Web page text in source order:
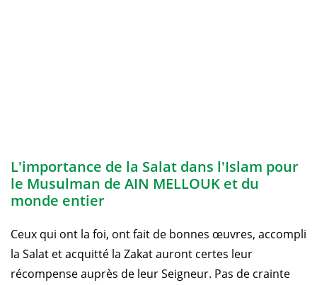
L'importance de la Salat dans l'Islam pour
le Musulman de AIN MELLOUK et du
monde entier
Ceux qui ont la foi, ont fait de bonnes œuvres, accompli
la Salat et acquitté la Zakat auront certes leur
récompense auprès de leur Seigneur. Pas de crainte